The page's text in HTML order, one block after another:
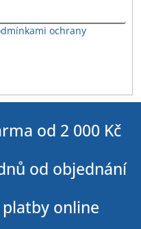
ochrany
od 2 000 Kč
od objednání
online